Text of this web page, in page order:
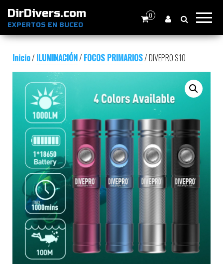
DirDivers.com
EXPERTOS EN BUCEO
0
Inicio/ ILUMINACIÓN/ FOCOS PRIMARIOS/ DIVEPRO S10